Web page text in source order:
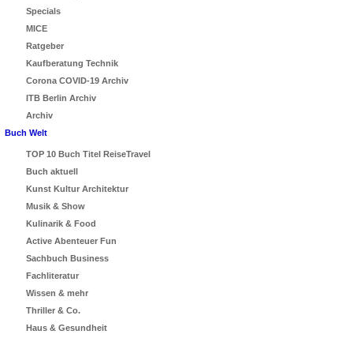
Specials
MICE
Ratgeber
Kaufberatung Technik
Corona COVID-19 Archiv
ITB Berlin Archiv
Archiv
Buch Welt
TOP 10 Buch Titel ReiseTravel
Buch aktuell
Kunst Kultur Architektur
Musik & Show
Kulinarik & Food
Active Abenteuer Fun
Sachbuch Business
Fachliteratur
Wissen & mehr
Thriller & Co.
Haus & Gesundheit